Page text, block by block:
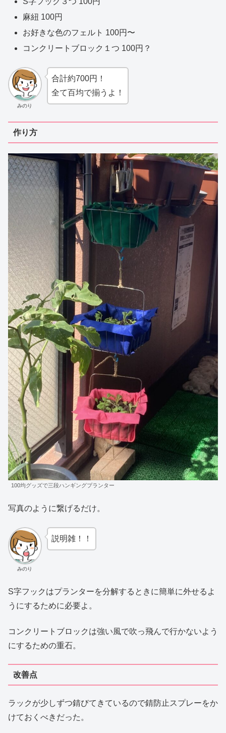
麻紐 100円
お好きな色のフェルト 100円〜
コンクリートブロック１つ 100円？
みのり
合計約700円！
全て百均で揃うよ！
作り方
100均グッズで三段ハンギングプランター
写真のように繋げるだけ。
みのり
説明雑！！
S字フックはプランターを分解するときに簡単に外せるよ
うにするために必要よ。
コンクリートブロックは強い風で吹っ飛んで行かないよう
にするための重石。
改善点
ラックが少しずつ錆びてきているので錆防止スプレーをか
けておくべきだった。